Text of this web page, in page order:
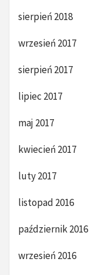
sierpień 2018
wrzesień 2017
sierpień 2017
lipiec 2017
maj 2017
kwiecień 2017
luty 2017
listopad 2016
październik 2016
wrzesień 2016